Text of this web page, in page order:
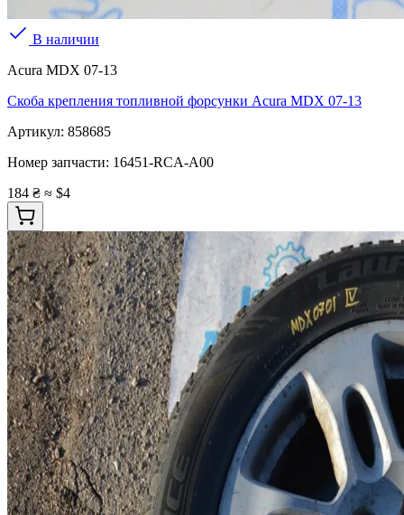
В наличии
Acura MDX 07-13
Скоба крепления топливной форсунки Acura MDX 07-13
Артикул: 858685
Номер запчасти: 16451-RCA-A00
184 ₴ ≈ $4